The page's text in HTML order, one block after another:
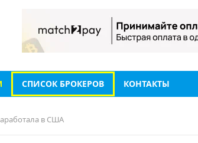
СПИСОК БРОКЕРОВ КОНТАКТЫ
в США